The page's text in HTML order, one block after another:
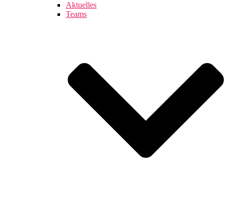
Aktuelles
Teams